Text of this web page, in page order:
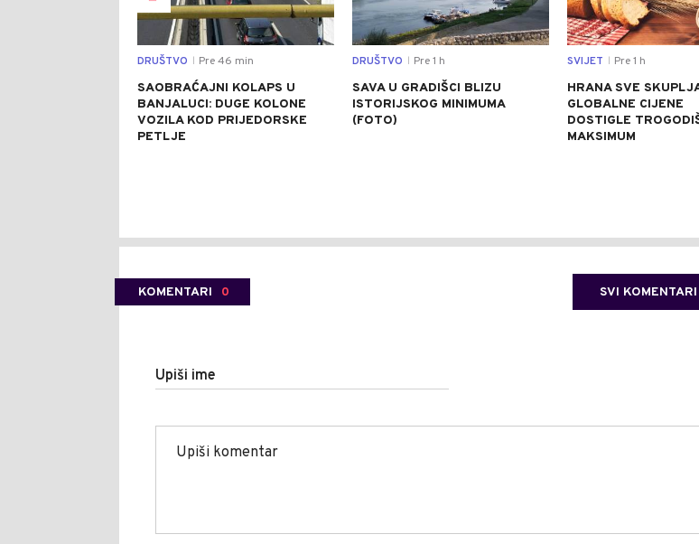
DRUŠTVO Pre 46 min
SAOBRAĆAJNI KOLAPS U
BANJALUCI: DUGE KOLONE
VOZILA KOD PRIJEDORSKE
PETLJE
DRUŠTVO Pre 1 h
SAVA U GRADIŠCI BLIZU
ISTORIJSKOG MINIMUMA
(FOTO)
SVIJET Pre 1 h
HRANA SVE
GLOBALNE CIJENE
DOSTIGLE
MAKSIMUM
KOMENTARI 0 SVI KOMENTARI
Upiši ime